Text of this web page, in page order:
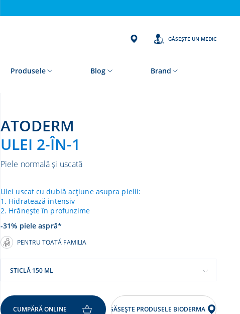
GĂSEȘTE UN MEDIC
Produsele Blog Brand
ATODERM
ULEI 2-ÎN-1
Piele normală și uscată
Ulei uscat cu dublă acțiune asupra pielii:
1. Hidratează intensiv
2. Hrănește în profunzime
-31% piele aspră*
PENTRU TOATĂ FAMILIA
STICLĂ 150 ML
CUMPĂRĂ ONLINE GĂSEȘTE PRODUSELE BIODERMA